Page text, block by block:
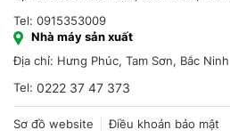
Tel: 0915353009
Nhà máy sản xuất
Địa chỉ: Hưng Phúc, Tam Sơn, Bắc Ninh
Tel: 0222 37 47 373
Sơ đồ website Điều khoản bảo mật